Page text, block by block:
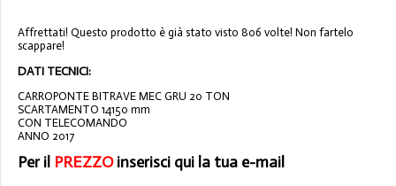
Affrettati! Questo prodotto è già stato visto 806 volte! Non fartelo
scappare!
DATI TECNICI:
CARROPONTE BITRAVE MEC GRU 20 TON
SCARTAMENTO 14150 mm
CON TELECOMANDO
ANNO 2017
Per il PREZZOinserisci qui la tua e-mail